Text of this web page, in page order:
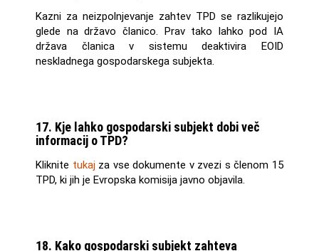
Kazni za neizpolnjevanje zahtev TPD se razlikujejo
glede na državo članico. Prav tako lahko pod IA
država članica v sistemu deaktivira EOID
neskladnega gospodarskega subjekta.
17. Kje lahko gospodarski subjekt dobi več
informacij o TPD?
Kliknite tukajza vse dokumente v zvezi s členom 15
TPD, ki jih je Evropska komisija javno objavila.
18. Kako gospodarski subjekt zahteva